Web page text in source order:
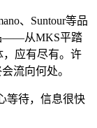
、Suntour等品
——从MKS平踏
，应有尽有。许
流向何处。
等待，信息很快